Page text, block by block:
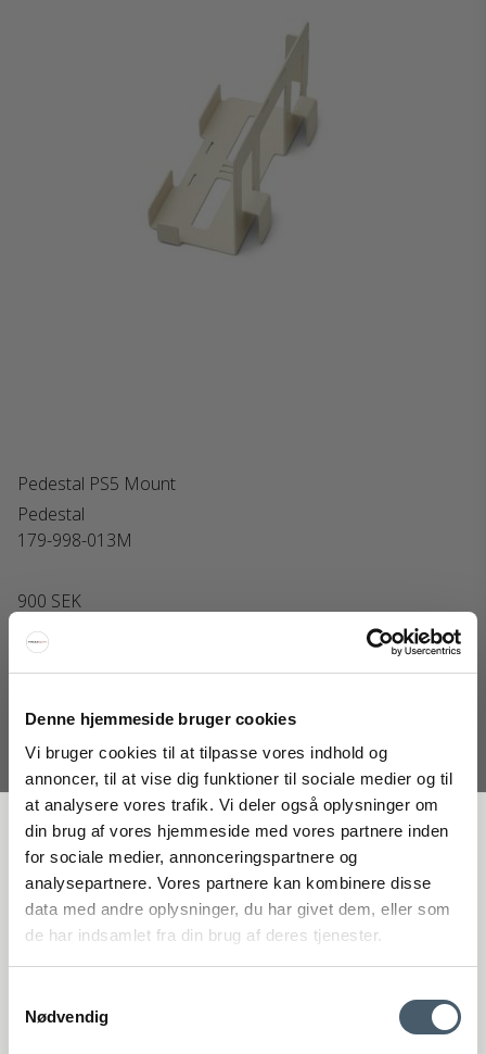
Denne hjemmeside bruger cookies
Vi bruger cookies til at tilpasse vores indhold og
annoncer, til at vise dig funktioner til sociale medier og til
at analysere vores trafik. Vi deler også oplysninger om
din brug af vores hjemmeside med vores partnere inden
for sociale medier, annonceringspartnere og
analysepartnere. Vores partnere kan kombinere disse
data med andre oplysninger, du har givet dem, eller som
de har indsamlet fra din brug af deres tjenester.
Nødvendig
Pedestal PS5 Mount
Pedestal
179-998-013M
900 SEK
Visa produkten
FÅ 20 % RABATT
Få 20 % rabatt genom att prenumerera på vårt nyhetsbrev. *Din rabatt
kan inte användas på redan nedsatta varor eller produkter från
Rocket.